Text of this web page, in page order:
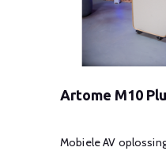
Artome M10
Mobiele AV